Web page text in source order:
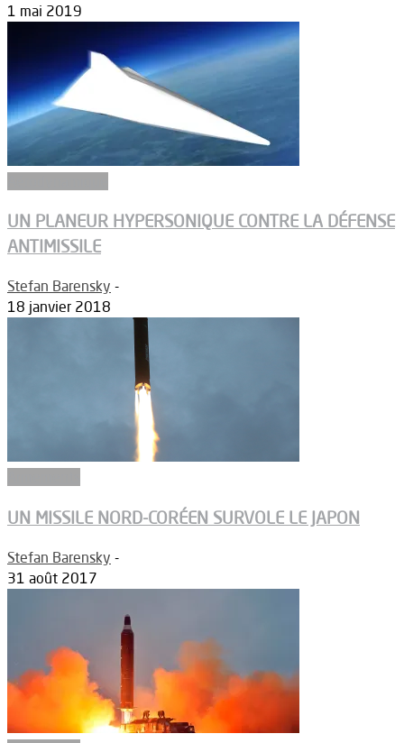
1 mai 2019
UN PLANEUR HYPERSONIQUE CONTRE LA DÉFENSE
ANTIMISSILE
Stefan Barensky -
18 janvier 2018
UN MISSILE NORD-CORÉEN SURVOLE LE JAPON
Stefan Barensky -
31 août 2017